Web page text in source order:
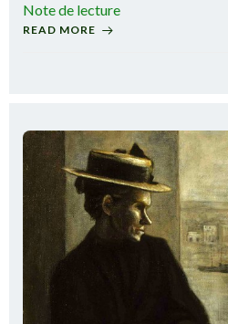
Note de lecture
READ MORE